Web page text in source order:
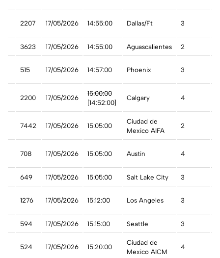
2207 17/05/2026 14:55:00 Dallas/Ft 3
3623 17/05/2026 14:55:00 Aguascalientes 2
515 17/05/2026 14:57:00 Phoenix 3
2200 17/05/2026
15:00:00
[14:52:00]
Calgary 4
7442 17/05/2026 15:05:00
Ciudad de
Mexico AIFA
2
708 17/05/2026 15:05:00 Austin 4
649 17/05/2026 15:05:00 Salt Lake City 3
1276 17/05/2026 15:12:00 Los Angeles 3
594 17/05/2026 15:15:00 Seattle 3
524 17/05/2026 15:20:00
Ciudad de
Mexico AICM
4